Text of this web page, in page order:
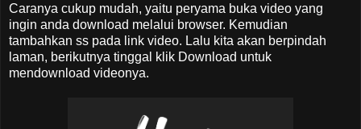
Caranya cukup mudah, yaitu peryama buka video yang
ingin anda download melalui browser. Kemudian
tambahkan ss pada link video. Lalu kita akan berpindah
laman, berikutnya tinggal klik Download untuk
mendownload videonya.